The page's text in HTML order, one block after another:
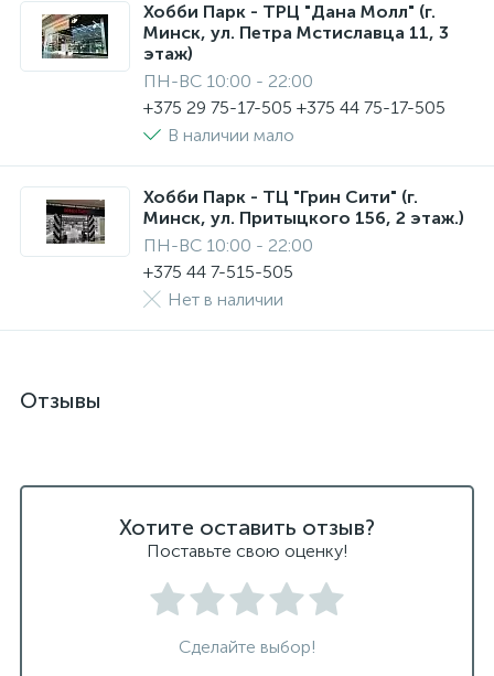
Хобби Парк - ТРЦ "Дана Молл" (г.
Минск, ул. Петра Мстиславца 11, 3
этаж)
ПН-ВС 10:00 - 22:00
+375 29 75-17-505 +375 44 75-17-505
В наличии мало
Хобби Парк - ТЦ "Грин Сити" (г.
Минск, ул. Притыцкого 156, 2 этаж.)
ПН-ВС 10:00 - 22:00
+375 44 7-515-505
Нет в наличии
Отзывы
Хотите оставить отзыв?
Поставьте свою оценку!
Сделайте выбор!